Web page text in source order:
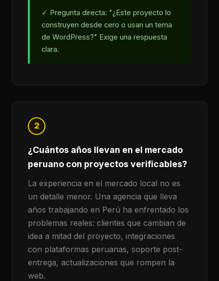
✓ Pregunta directa: "¿Este proyecto lo
construyen desde cero o usan un tema
de WordPress?" Exige una respuesta
clara.
2
¿Cuántos años llevan en el mercado
peruano con proyectos verificables?
La experiencia en el mercado local no es
un detalle menor. Una agencia que lleva
años trabajando en Perú ha enfrentado los
problemas reales: clientes que cambian de
idea a mitad del proyecto, integraciones
con plataformas peruanas, soporte post-
entrega, actualizaciones que rompen la
web.